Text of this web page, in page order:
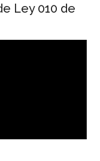
Ley 010 de